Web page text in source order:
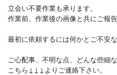
立会い不要作業も承ります。
作業前、作業後の画像と共にご報告
最初に依頼するには何かとご不安
ご心配事、不明な点、どんな些細
こちら↓↓↓よりご連絡下さい。